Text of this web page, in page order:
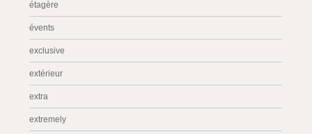
étagère
évents
exclusive
extérieur
extra
extremely